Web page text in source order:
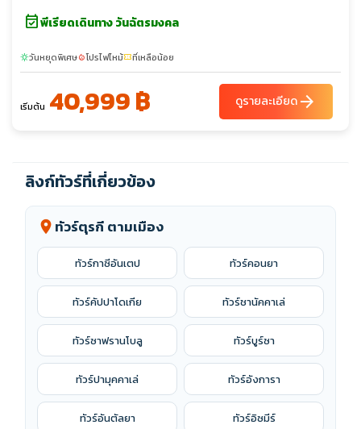
event_availableพีเรียดเดินทาง วันฉัตรมงคล
sunnyวันหยุดพิเศษlocal_fire_departmentโปรไฟไหม้confirmation_numberที่เหลือน้อย
เริ่มต้น 40,999 ฿ ดูรายละเอียดarrow_forward
ลิงก์ทัวร์ที่เกี่ยวข้อง
location_on ทัวร์ตุรกี ตามเมือง
ทัวร์กาซีอันเตป ทัวร์คอนยา
ทัวร์คัปปาโดเกีย ทัวร์ชานัคคาเล่
ทัวร์ซาฟรานโบลู ทัวร์บูร์ซา
ทัวร์ปามุคคาเล่ ทัวร์อังการา
ทัวร์อันตัลยา ทัวร์อิซมีร์